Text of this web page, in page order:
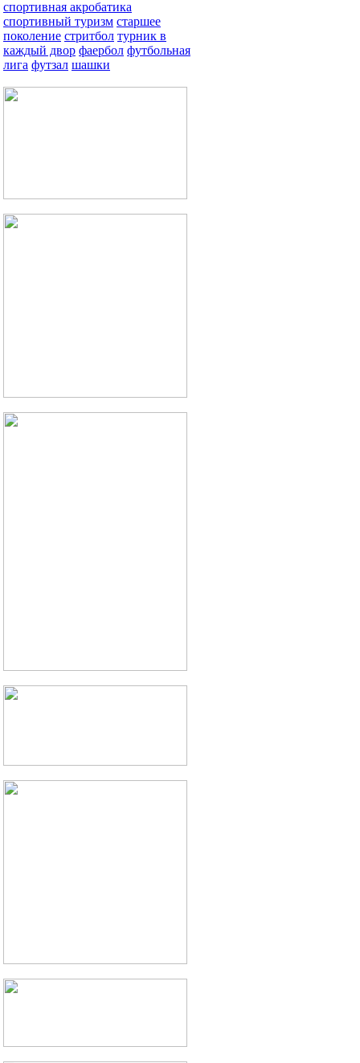
спортивная акробатика
спортивный туризм старшее
поколение стритбол турник в
каждый двор фаербол футбольная
лига футзал шашки